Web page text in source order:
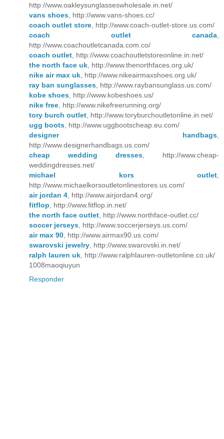
http://www.oakleysunglasseswholesale.in.net/
vans shoes, http://www.vans-shoes.cc/
coach outlet store, http://www.coach-outlet-store.us.com/
coach outlet canada,
http://www.coachoutletcanada.com.co/
coach outlet, http://www.coachoutletstoreonline.in.net/
the north face uk, http://www.thenorthfaces.org.uk/
nike air max uk, http://www.nikeairmaxshoes.org.uk/
ray ban sunglasses, http://www.raybansunglass.us.com/
kobe shoes, http://www.kobeshoes.us/
nike free, http://www.nikefreerunning.org/
tory burch outlet, http://www.toryburchoutletonline.in.net/
ugg boots, http://www.uggbootscheap.eu.com/
designer handbags,
http://www.designerhandbags.us.com/
cheap wedding dresses, http://www.cheap-
weddingdresses.net/
michael kors outlet,
http://www.michaelkorsoutletonlinestores.us.com/
air jordan 4, http://www.airjordan4.org/
fitflop, http://www.fitflop.in.net/
the north face outlet, http://www.northface-outlet.cc/
soccer jerseys, http://www.soccerjerseys.us.com/
air max 90, http://www.airmax90.us.com/
swarovski jewelry, http://www.swarovski.in.net/
ralph lauren uk, http://www.ralphlauren-outletonline.co.uk/
1008maoqiuyun
Responder